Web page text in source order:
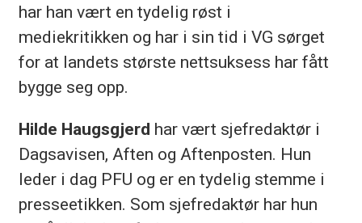
har han vært en tydelig røst i
mediekritikken og har i sin tid i VG sørget
for at landets største nettsuksess har fått
bygge seg opp.
Hilde Haugsgjerd har vært sjefredaktør i
Dagsavisen, Aften og Aftenposten. Hun
leder i dag PFU og er en tydelig stemme i
presseetikken. Som sjefredaktør har hun